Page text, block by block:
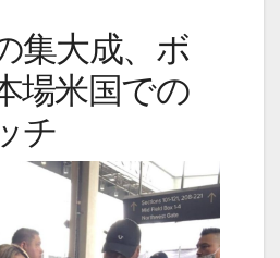
集大成、ボ
場米国での
チ